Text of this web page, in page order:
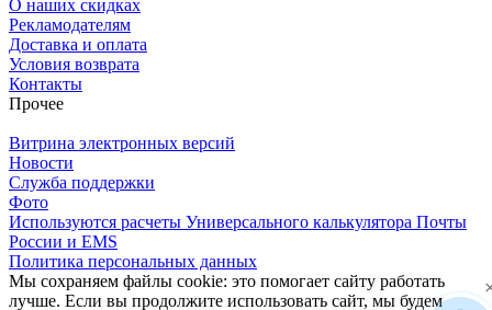
О наших скидках
Рекламодателям
Доставка и оплата
Условия возврата
Контакты
Прочее
Витрина электронных версий
Новости
Служба поддержки
Фото
Используются расчеты Универсального калькулятора Почты
России и EMS
Политика персональных данных
Мы сохраняем файлы cookie: это помогает сайту работать
лучше. Если вы продолжите использовать сайт, мы будем